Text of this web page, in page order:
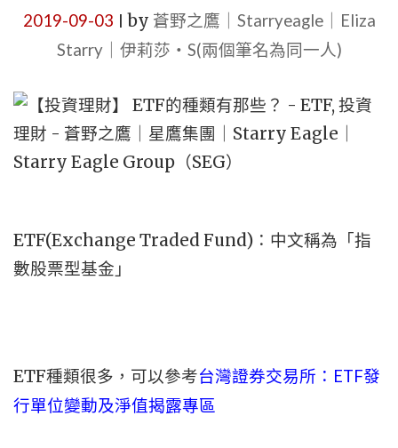
2019-09-03 by 蒼野之鷹｜Starryeagle｜Eliza
Starry｜伊莉莎・S(兩個筆名為同一人)
ETF(Exchange Traded Fund)：中文稱為「指
數股票型基金」
ETF種類很多，可以參考台灣證券交易所：ETF發
行單位變動及淨值揭露專區